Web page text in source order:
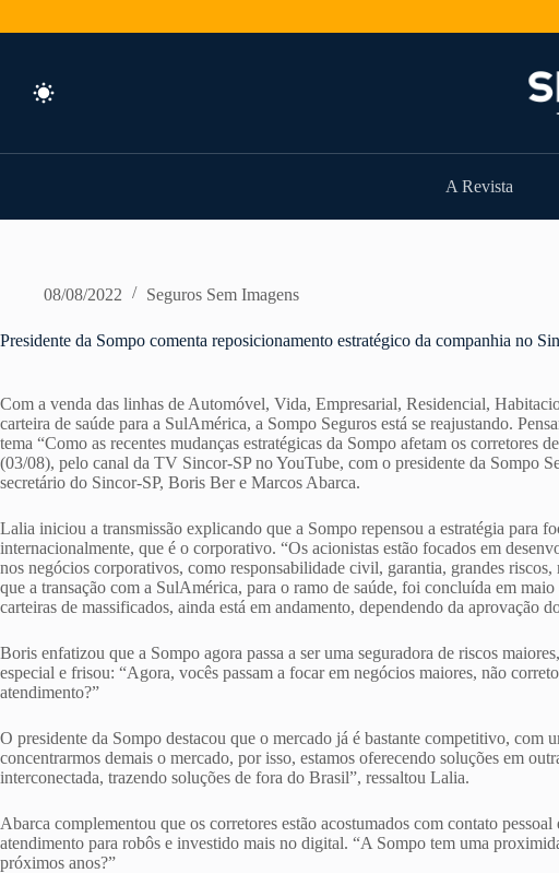
A Revista
08/08/2022 Seguros Sem Imagens
Presidente da Sompo comenta reposicionamento estratégico da companhia no
Com a venda das linhas de Automóvel, Vida, Empresarial, Residencial,
carteira de saúde para a SulAmérica, a Sompo Seguros está se reajustando.
tema “Como as recentes mudanças estratégicas da Sompo afetam os corretores
(03/08), pelo canal da TV Sincor-SP no YouTube, com o presidente da Sompo
secretário do Sincor-SP, Boris Ber e Marcos Abarca.
Lalia iniciou a transmissão explicando que a Sompo repensou a estratégia para
internacionalmente, que é o corporativo. “Os acionistas estão focados em
nos negócios corporativos, como responsabilidade civil, garantia, grandes
que a transação com a SulAmérica, para o ramo de saúde, foi concluída em
carteiras de massificados, ainda está em andamento, dependendo da aprovação
Boris enfatizou que a Sompo agora passa a ser uma seguradora de riscos
especial e frisou: “Agora, vocês passam a focar em negócios maiores, não
atendimento?”
O presidente da Sompo destacou que o mercado já é bastante competitivo, com
concentrarmos demais o mercado, por isso, estamos oferecendo soluções em
interconectada, trazendo soluções de fora do Brasil”, ressaltou Lalia.
Abarca complementou que os corretores estão acostumados com contato
atendimento para robôs e investido mais no digital. “A Sompo tem uma
próximos anos?”